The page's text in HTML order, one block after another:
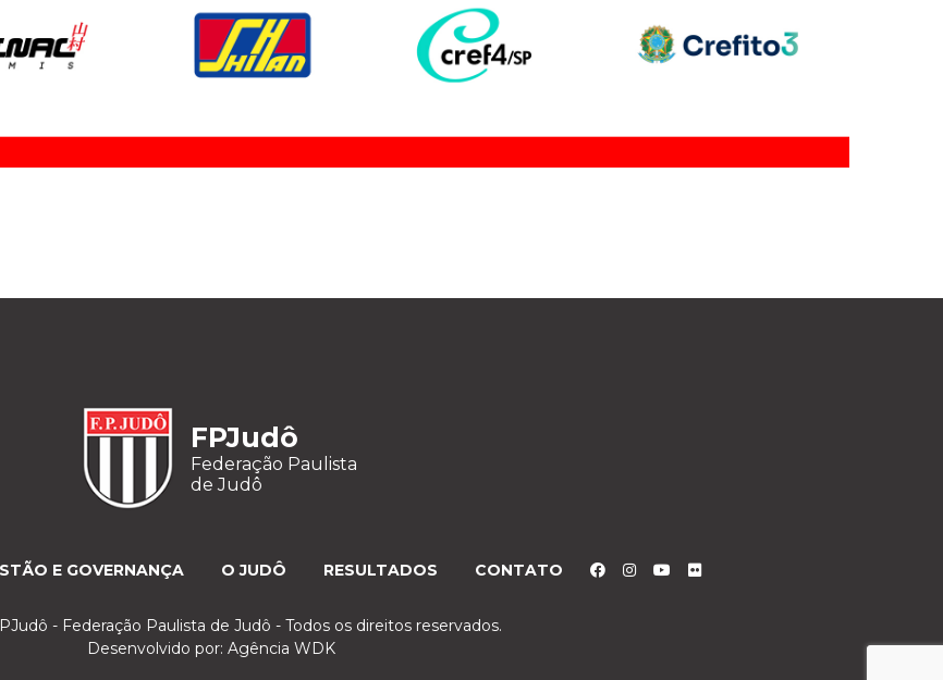
FPJudô
Federação Paulista
de Judô
E GOVERNANÇA O JUDÔ RESULTADOS CONTATO
- Federação Paulista de Judô - Todos os direitos reservados.
Desenvolvido por: Agência WDK